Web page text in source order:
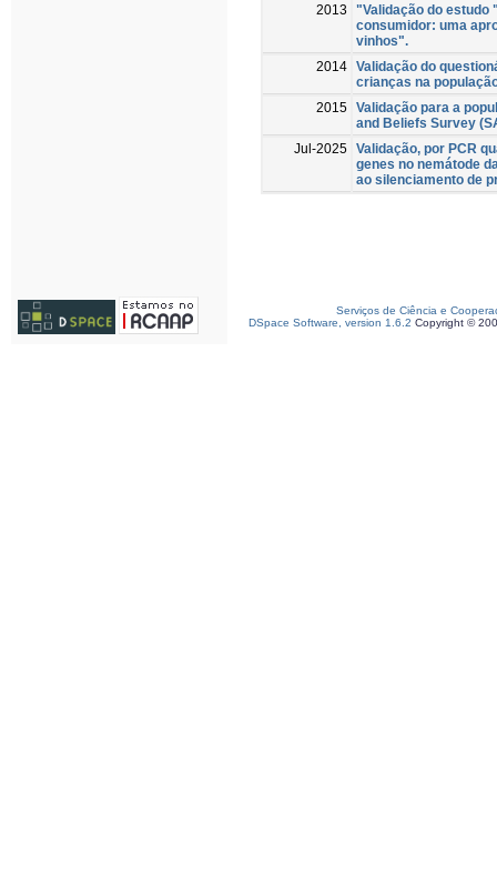
2013
"Validação do estudo
consumidor: uma
vinhos".
2014 Validação do
crianças na
2015 Validação para a
and Beliefs Survey
Jul-2025 Validação, por PCR
genes no nemátode
ao silenciamento de
Serviços de Ciência e
DSpace Software, version 1.6.2 Copyright ©